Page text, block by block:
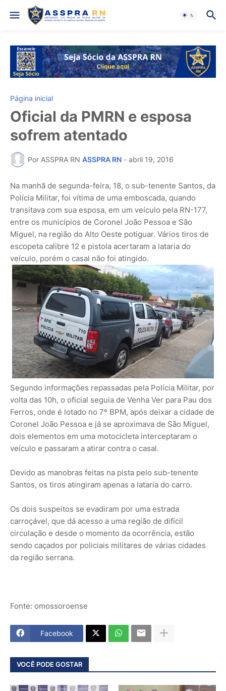
Página inicial
Oficial da PMRN e esposa
sofrem atentado
Por ASSPRA RN ASSPRA RN - abril 19, 2016
Na manhã de segunda-feira, 18, o sub-tenente Santos, da
Polícia Militar, foi vítima de uma emboscada, quando
transitava com sua esposa, em um veículo pela RN-177,
entre os municípios de Coronel João Pessoa e São
Miguel, na região do Alto Oeste potiguar. Vários tiros de
escopeta calibre 12 e pistola acertaram a lataria do
veículo, porém o casal não foi atingido.
Segundo informações repassadas pela Polícia Militar, por
volta das 10h, o oficial seguia de Venha Ver para Pau dos
Ferros, onde é lotado no 7º BPM, após deixar a cidade de
Coronel João Pessoa e já se aproximava de São Miguel,
dois elementos em uma motocicleta interceptaram o
veículo e passaram a atirar contra o casal.
Devido as manobras feitas na pista pelo sub-tenente
Santos, os tiros atingiram apenas a lataria do carro.
Os dois suspeitos se evadiram por uma estrada
carroçável, que dá acesso a uma região de difícil
circulação e desde o momento da ocorrência, estão
sendo caçados por policiais militares de várias cidades
da região serrana.
Fonte: omossoroense
Facebook
VOCÊ PODE GOSTAR